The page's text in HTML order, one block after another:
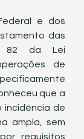
e dos
das
82 da Lei
de
que a
incidência de
ampla, sem
requisitos